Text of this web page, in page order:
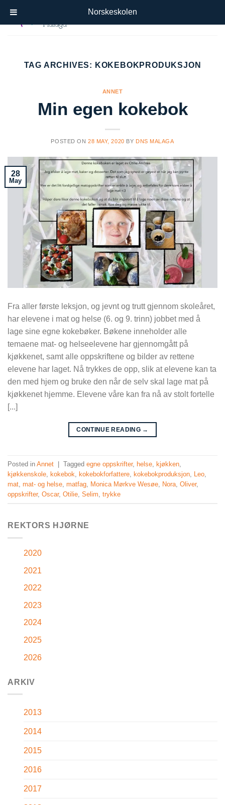
TAG ARCHIVES: KOKEBOKPRODUKSJON
ANNET
Min egen kokebok
POSTED ON 28 MAY, 2020 BY DNS MALAGA
28
May
Fra aller første leksjon, og jevnt og trutt gjennom skoleåret,
har elevene i mat og helse (6. og 9. trinn) jobbet med å
lage sine egne kokebøker. Bøkene inneholder alle
temaene mat- og helseelevene har gjennomgått på
kjøkkenet, samt alle oppskriftene og bilder av rettene
elevene har laget. Nå trykkes de opp, slik at elevene kan ta
den med hjem og bruke den når de selv skal lage mat på
kjøkkenet hjemme. Elevene våre kan fra nå av stolt fortelle
[...]
CONTINUE READING →
Posted in Annet | Tagged egne oppskrifter, helse kjøkken
kjøkkenskole kokebok kokebokforfattere kokebokproduksjon Leo
mat mat- og helse matfag Monica Mørkve Wesøe Nora Oliver,
oppskrifter, Oscar, Otilie Selim trykke
REKTORS HJØRNE
2020
2021
2022
2023
2024
2025
2026
ARKIV
2013
2014
2015
2016
2017
Norskeskolen